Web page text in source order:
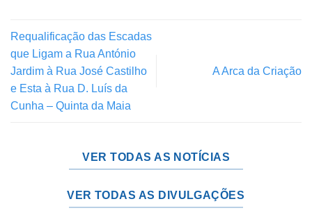
Requalificação das Escadas
que Ligam a Rua António
Jardim à Rua José Castilho
e Esta à Rua D. Luís da
Cunha – Quinta da Maia
A Arca da Criação
VER TODAS AS NOTÍCIAS
VER TODAS AS DIVULGAÇÕES